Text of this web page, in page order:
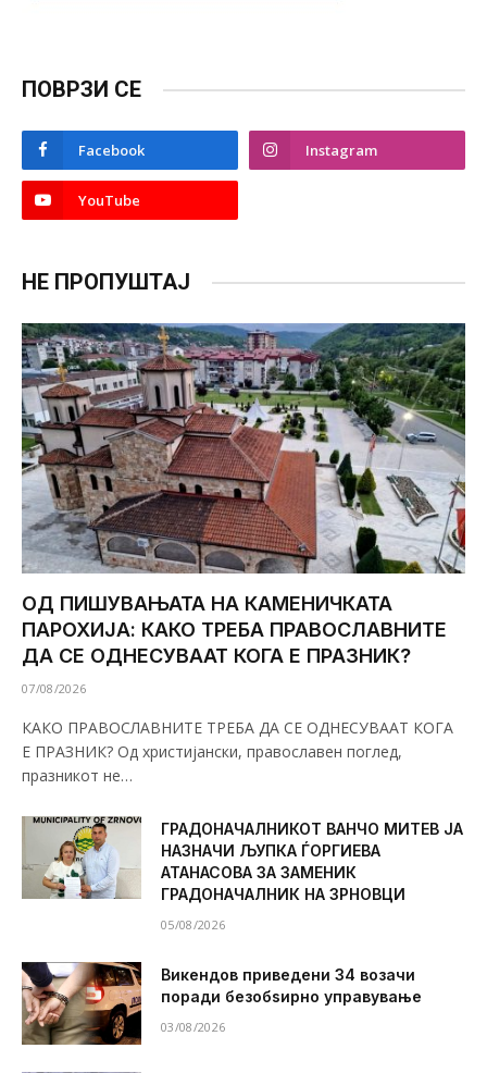
ПОВРЗИ СЕ
Facebook Instagram
YouTube
НЕ ПРОПУШТАЈ
ОД ПИШУВАЊАТА НА КАМЕНИЧКАТА
ПАРОХИЈА: КАКО ТРЕБА ПРАВОСЛАВНИТЕ
ДА СЕ ОДНЕСУВААТ КОГА Е ПРАЗНИК?
07/08/2026
КАКО ПРАВОСЛАВНИТЕ ТРЕБА ДА СЕ ОДНЕСУВААТ КОГА
Е ПРАЗНИК? Од христијански, православен поглед,
празникот не…
ГРАДОНАЧАЛНИКОТ ВАНЧО МИТЕВ ЈА
НАЗНАЧИ ЉУПКА ЃОРГИЕВА
АТАНАСОВА ЗА ЗАМЕНИК
ГРАДОНАЧАЛНИК НА ЗРНОВЦИ
05/08/2026
Викендов приведени 34 возачи
поради безобѕирно управување
03/08/2026